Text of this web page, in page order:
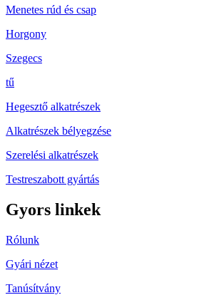
Menetes rúd és csap
Horgony
Szegecs
tű
Hegesztő alkatrészek
Alkatrészek bélyegzése
Szerelési alkatrészek
Testreszabott gyártás
Gyors linkek
Rólunk
Gyári nézet
Tanúsítvány